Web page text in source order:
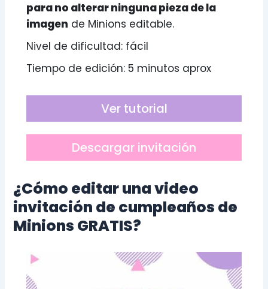
para no alterar ninguna pieza de la
imagen de Minions editable.
Nivel de dificultad: fácil
Tiempo de edición: 5 minutos aprox
Ver tutorial
Descargar invitación
¿Cómo editar una video
invitación de cumpleaños de
Minions GRATIS?